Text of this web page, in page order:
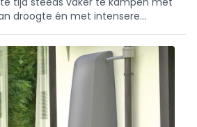
droogte én met intensere
langere periode, anderzijds
...